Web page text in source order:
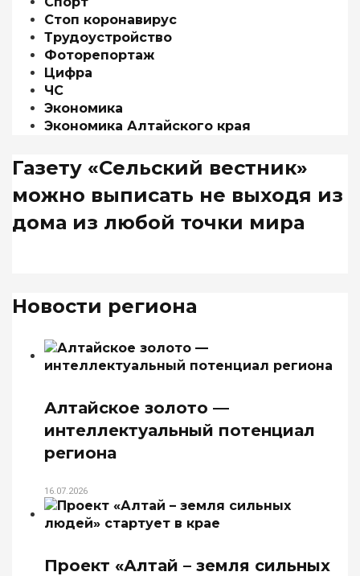
Стоп коронавирус
Трудоустройство
Фоторепортаж
Цифра
ЧС
Экономика
Экономика Алтайского края
Газету «Сельский вестник»
можно выписать не выходя из
дома из любой точки мира
Новости региона
Алтайское золото —
интеллектуальный потенциал
региона
16.07.2026
Проект «Алтай – земля сильных